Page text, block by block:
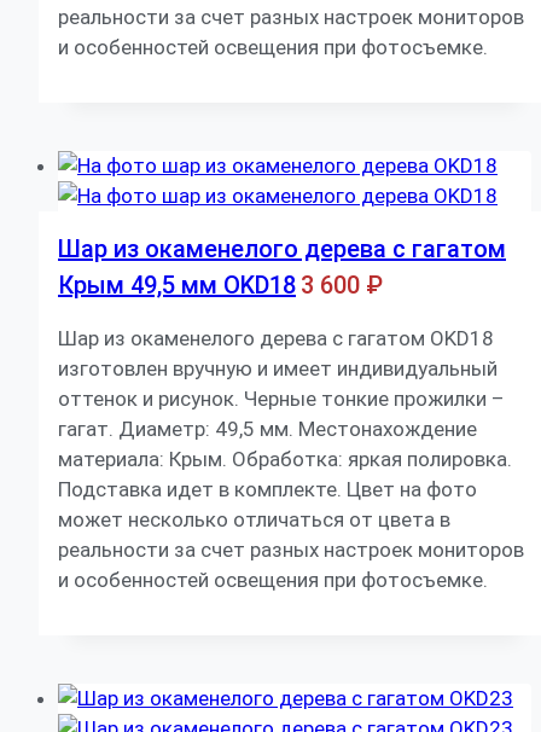
реальности за счет разных настроек мониторов
и особенностей освещения при фотосъемке.
Шар из окаменелого дерева с гагатом
Крым 49,5 мм OKD18 3 600 ₽
Шар из окаменелого дерева с гагатом OKD18
изготовлен вручную и имеет индивидуальный
оттенок и рисунок. Черные тонкие прожилки –
гагат. Диаметр: 49,5 мм. Местонахождение
материала: Крым. Обработка: яркая полировка.
Подставка идет в комплекте. Цвет на фото
может несколько отличаться от цвета в
реальности за счет разных настроек мониторов
и особенностей освещения при фотосъемке.